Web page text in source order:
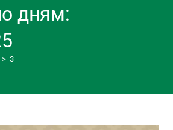
дням:
> 3